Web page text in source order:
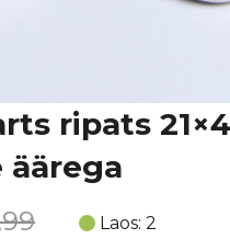
ripats
äärega
Laos: 2